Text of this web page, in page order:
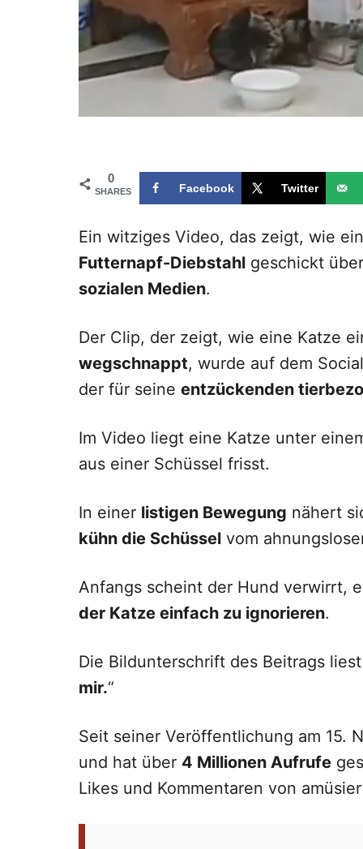
0
SHARES Facebook Twitter
Ein witziges Video, das zeigt, wie
Futternapf-Diebstahl geschickt
sozialen Medien.
Der Clip, der zeigt, wie eine Katze
wegschnappt, wurde auf dem
der für seine entzückenden
Im Video liegt eine Katze unter
aus einer Schüssel frisst.
In einer listigen Bewegung nähert
kühn die Schüssel vom
Anfangs scheint der Hund verwirrt,
der Katze einfach zu ignorieren.
Die Bildunterschrift des Beitrags
mir.“
Seit seiner Veröffentlichung am 15.
und hat über 4 Millionen Aufrufe
Likes und Kommentaren von